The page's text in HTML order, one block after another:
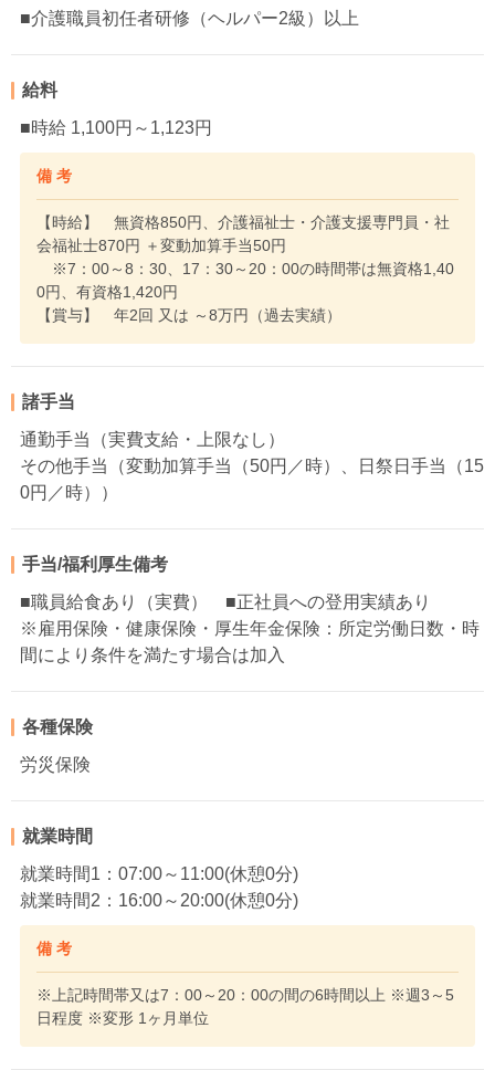
■介護職員初任者研修（ヘルパー2級）以上
給料
■時給 1,100円～1,123円
備 考
【時給】 無資格850円、介護福祉士・介護支援専門員・社
会福祉士870円 ＋変動加算手当50円
※7：00～8：30、17：30～20：00の時間帯は無資格1,40
0円、有資格1,420円
【賞与】 年2回 又は ～8万円（過去実績）
諸手当
通勤手当（実費支給・上限なし）
その他手当（変動加算手当（50円／時）、日祭日手当（15
0円／時））
手当/福利厚生備考
■職員給食あり（実費） ■正社員への登用実績あり
※雇用保険・健康保険・厚生年金保険：所定労働日数・時
間により条件を満たす場合は加入
各種保険
労災保険
就業時間
就業時間1：07:00～11:00(休憩0分)
就業時間2：16:00～20:00(休憩0分)
備 考
※上記時間帯又は7：00～20：00の間の6時間以上 ※週3～5
日程度 ※変形 1ヶ月単位